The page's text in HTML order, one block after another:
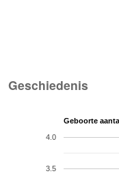
Geschiedenis
Geboorte
3.5
4.0